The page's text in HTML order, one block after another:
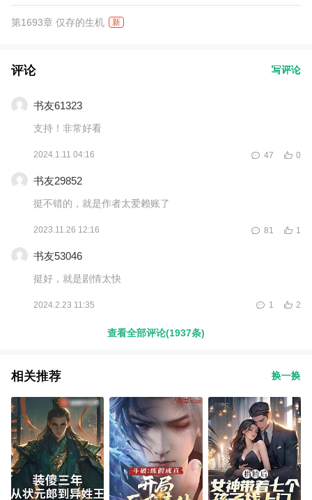
第1693章 仅存的生机 新
评论 写评论
书友61323
支持！非常好看
2024.1.11 04:16 0
47
书友29852
挺不错的，就是作者太爱赖账了
2023.11.26 12:16 1
81
书友53046
挺好，就是剧情太快
2024.2.23 11:35 2
1
查看全部评论(1937条)
相关推荐 换一换